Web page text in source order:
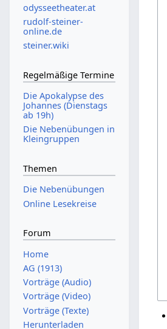
odysseetheater.at
rudolf-steiner-
online.de
steiner.wiki
Regelmäßige Termine
Die Apokalypse des
Johannes (Dienstags
ab 19h)
Die Nebenübungen in
Kleingruppen
Themen
Die Nebenübungen
Online Lesekreise
Forum
Home
AG (1913)
Vorträge (Audio)
Vorträge (Video)
Vorträge (Texte)
Herunterladen